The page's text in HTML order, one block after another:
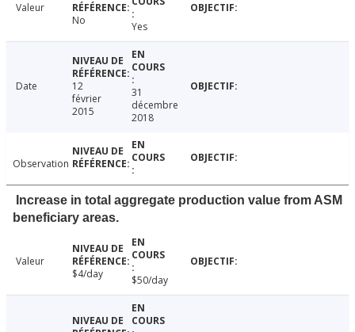
Valeur
No
Yes
Date
12
février
2015
31
décembre
2018
Observation
Increase in total aggregate production value from ASM
beneficiary areas.
Valeur
$4/day
$50/day